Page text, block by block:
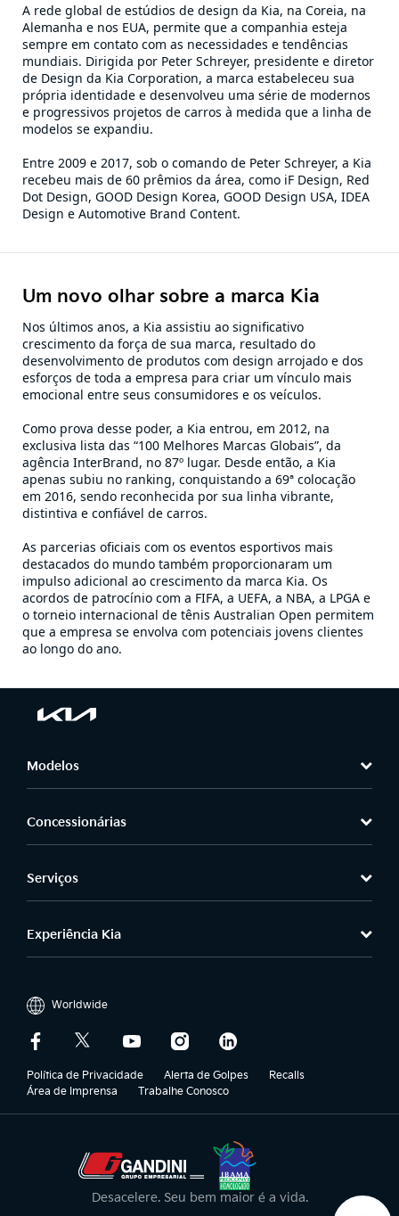
A rede global de estúdios de design da Kia, na Coreia, na
Alemanha e nos EUA, permite que a companhia esteja
sempre em contato com as necessidades e tendências
mundiais. Dirigida por Peter Schreyer, presidente e diretor
de Design da Kia Corporation, a marca estabeleceu sua
própria identidade e desenvolveu uma série de modernos
e progressivos projetos de carros à medida que a linha de
modelos se expandiu.
Entre 2009 e 2017, sob o comando de Peter Schreyer, a Kia
recebeu mais de 60 prêmios da área, como iF Design, Red
Dot Design, GOOD Design Korea, GOOD Design USA, IDEA
Design e Automotive Brand Content.
Um novo olhar sobre a marca Kia
Nos últimos anos, a Kia assistiu ao significativo
crescimento da força de sua marca, resultado do
desenvolvimento de produtos com design arrojado e dos
esforços de toda a empresa para criar um vínculo mais
emocional entre seus consumidores e os veículos.
Como prova desse poder, a Kia entrou, em 2012, na
exclusiva lista das “100 Melhores Marcas Globais”, da
agência InterBrand, no 87º lugar. Desde então, a Kia
apenas subiu no ranking, conquistando a 69ª colocação
em 2016, sendo reconhecida por sua linha vibrante,
distintiva e confiável de carros.
As parcerias oficiais com os eventos esportivos mais
destacados do mundo também proporcionaram um
impulso adicional ao crescimento da marca Kia. Os
acordos de patrocínio com a FIFA, a UEFA, a NBA, a LPGA e
o torneio internacional de tênis Australian Open permitem
que a empresa se envolva com potenciais jovens clientes
ao longo do ano.
Modelos
Concessionárias
Serviços
Experiência Kia
Worldwide
Política de Privacidade Alerta de Golpes
Recalls
Área de Imprensa
Trabalhe Conosco
Desacelere. Seu bem maior é a vida.